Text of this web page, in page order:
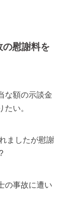
慰謝料を
な額の示談金
たい。
ましたが慰謝
の事故に遭い